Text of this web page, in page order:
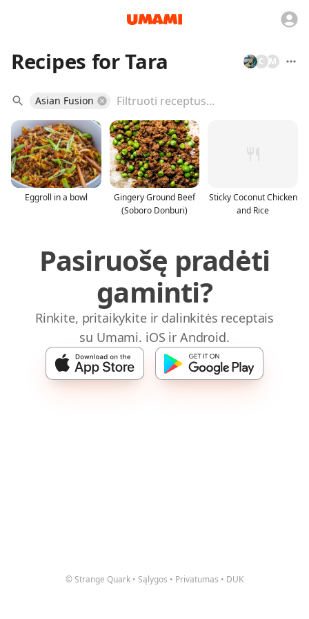
Recipes for Tara M
C
Asian Fusion
Eggroll in a bowl
Gingery Ground Beef
(Soboro Donburi)
Sticky Coconut Chicken
and Rice
Pasiruošę pradėti
gaminti?
Rinkite, pritaikykite ir dalinkitės receptais
su Umami. iOS ir Android.
© Strange Quark • Sąlygos • Privatumas • DUK